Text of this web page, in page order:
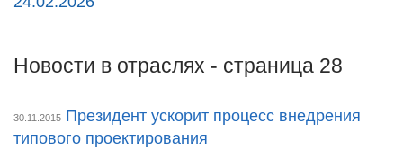
Новости в отраслях - страница 28
30.11.2015 Президент ускорит процесс внедрения
типового проектирования